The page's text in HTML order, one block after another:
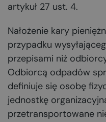
artykuł 27 ust. 4.
Nałożenie kary
przypadku
przepisami niż
Odbiorcą odpadów
definiuje się osobę
jednostkę
przetransportowane